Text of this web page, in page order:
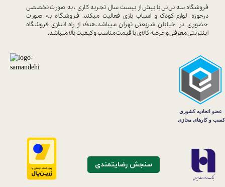
فروشگاه سه نی نی با بیش از بیست سال تجربه کاری ، به صورت تخصصی
درحوزه لوازم کودک و اسباب بازی فعالیت میکند. فروشگاه به صورت
حضوری در خیابان شریعتی تهران میباشد.هدف از راه اندازی فروشگاه
اینترنتی معرفی و عرضه کالای باقیمت مناسب و کیفیت بالا میباشد.
سنجش رضایتمندی